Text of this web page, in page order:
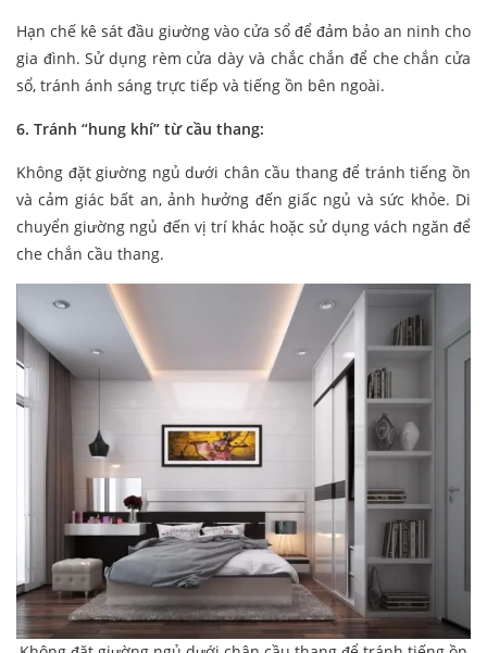
Hạn chế kê sát đầu giường vào cửa sổ để đảm bảo an ninh cho
gia đình. Sử dụng rèm cửa dày và chắc chắn để che chắn cửa
sổ, tránh ánh sáng trực tiếp và tiếng ồn bên ngoài.
6. Tránh “hung khí” từ cầu thang:
Không đặt giường ngủ dưới chân cầu thang để tránh tiếng ồn
và cảm giác bất an, ảnh hưởng đến giấc ngủ và sức khỏe. Di
chuyển giường ngủ đến vị trí khác hoặc sử dụng vách ngăn để
che chắn cầu thang.